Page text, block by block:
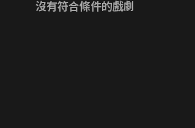
沒有符合條件的戲劇